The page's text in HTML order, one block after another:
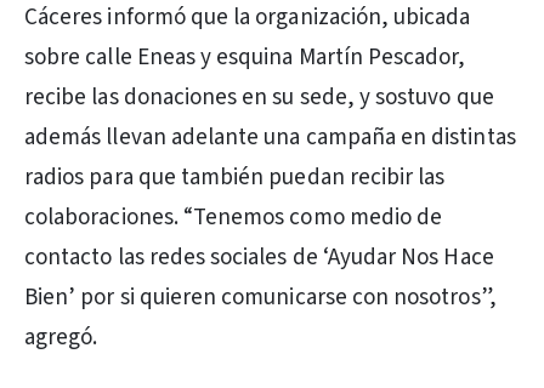
Cáceres informó que la organización, ubicada
sobre calle Eneas y esquina Martín Pescador,
recibe las donaciones en su sede, y sostuvo que
además llevan adelante una campaña en distintas
radios para que también puedan recibir las
colaboraciones. “Tenemos como medio de
contacto las redes sociales de ‘Ayudar Nos Hace
Bien’ por si quieren comunicarse con nosotros”,
agregó.